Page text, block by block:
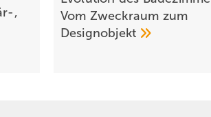
,
Vom Zweck­raum zum
De­sign­ob­jekt